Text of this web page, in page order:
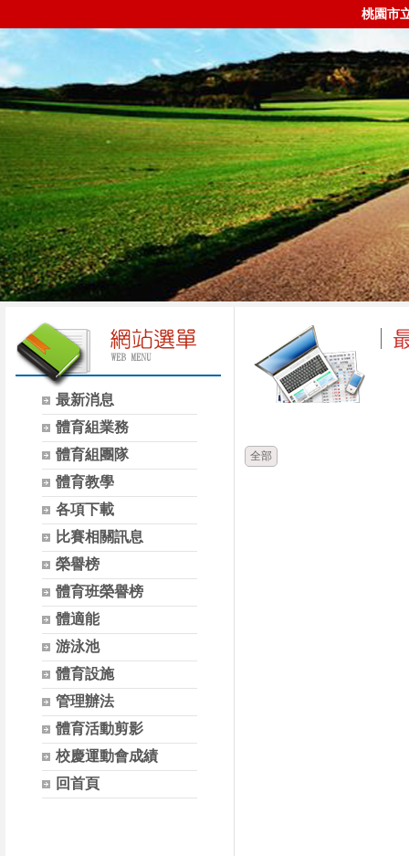
桃園市
最新消息
體育組業務
體育組團隊
體育教學
各項下載
比賽相關訊息
榮譽榜
體育班榮譽榜
體適能
游泳池
體育設施
管理辦法
體育活動剪影
校慶運動會成績
回首頁
全部